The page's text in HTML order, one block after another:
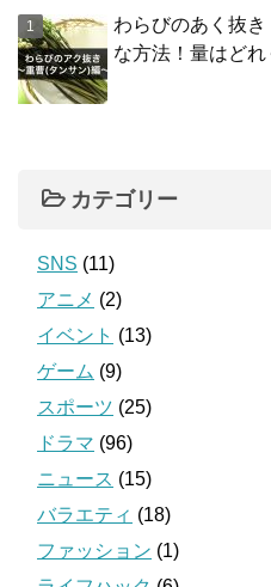
わらびのあく抜
な方法！量はどれ
カテゴリー
SNS (11)
アニメ (2)
イベント (13)
ゲーム (9)
スポーツ (25)
ドラマ (96)
ニュース (15)
バラエティ (18)
ファッション (1)